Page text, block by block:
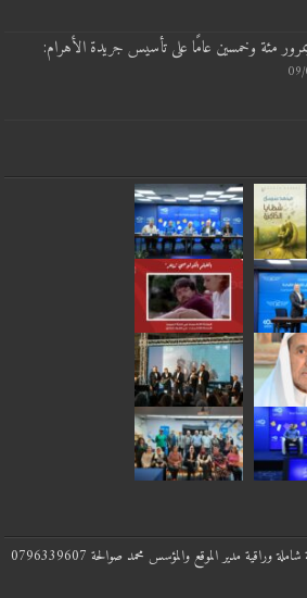
مئة وخمسين عامًا على تأسيس جريدة الأهرام:
مدير الموقع والمؤسس محمد صوالحة 0796339607